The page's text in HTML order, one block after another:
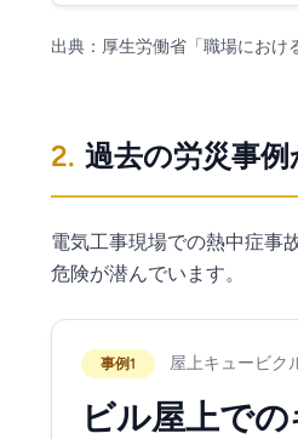
出典：厚生労働省「職場におけ
2. 過去の労災事
電気工事現場での熱中症事
危険が潜んでいます。
事例1 屋上キュービク
ビル屋上で